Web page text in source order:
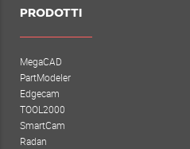
PRODOTTI
MegaCAD
PartModeler
Edgecam
TOOL2000
SmartCam
Radan